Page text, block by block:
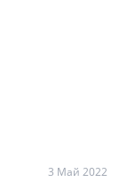
3 Май 2022